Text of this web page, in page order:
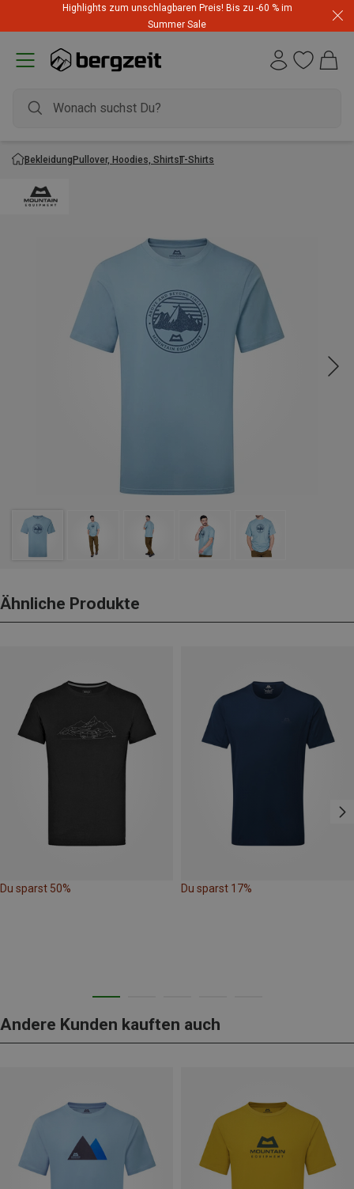
Highlights zum unschlagbaren Preis! Bis zu -60 % im
Summer Sale
BekleidungPullover, Hoodies, ShirtsT-Shirts
Ähnliche Produkte
Du sparst 50% Du sparst 17%
Andere Kunden kauften auch